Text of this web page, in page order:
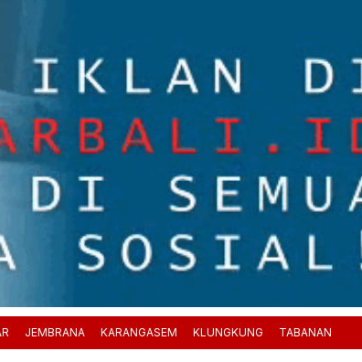
JEMBRANA KARANGASEM KLUNGKUNG TABANAN